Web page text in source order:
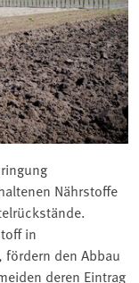
Nährstoffe
in
den Abbau
deren Eintrag